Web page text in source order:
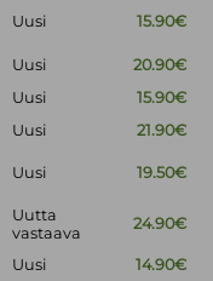
Uusi 15.90€
Uusi
20.90€
Uusi
15.90€
Uusi
21.90€
Uusi 19.50€
Uutta
vastaava
24.90€
Uusi
14.90€